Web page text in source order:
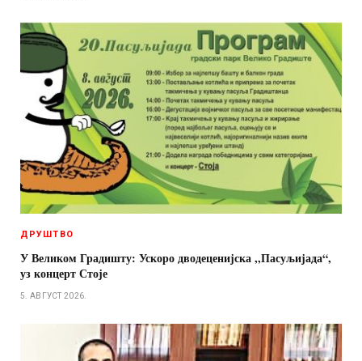
ДРУШТВО
У Великом Градишту: Ускоро дводеценијска ,,Пасуљијада“,
уз концерт Стоје
5. АВГУСТ 2026.